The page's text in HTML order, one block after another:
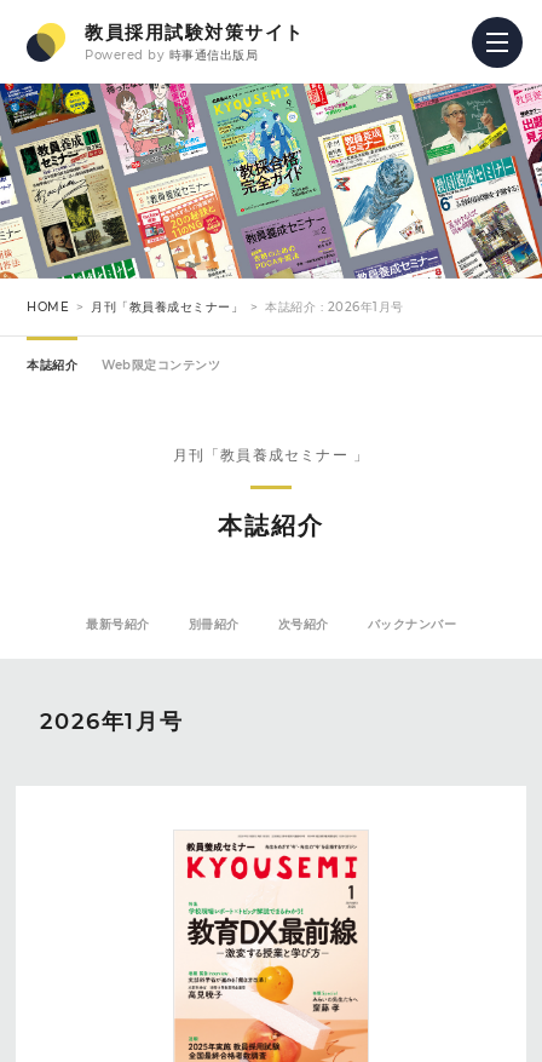
教員採用試験対策サイト
Powered by 時事通信出版局
HOME 月刊「教員養成セミナー」 本誌紹介 : 2026年1月号
本誌紹介 Web限定コンテンツ
月刊「教員養成セミナー 」
本誌紹介
最新号紹介 別冊紹介 次号紹介 バックナンバー
2026年1月号